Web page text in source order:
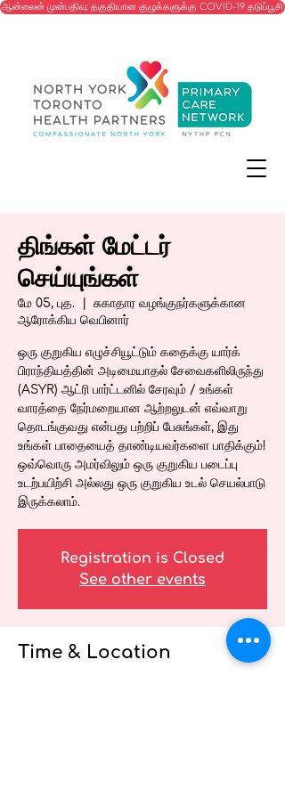
ஆன்லைன் முன்பதிவு: தகுதியான குழுக்களுக்கு COVID-19 தடுப்பூசி
திங்கள் மேட்டர்
செய்யுங்கள்
மே 05, புத.
சுகாதார வழங்குநர்களுக்கான
ஆரோக்கிய வெபினார்
ஒரு குறுகிய எழுச்சியூட்டும் கதைக்கு யார்க்
பிராந்தியத்தின் அடிமையாதல் சேவைகளிலிருந்து
(ASYR) ஆட்ரி பார்ட்டனில் சேரவும் / உங்கள்
வாரத்தை நேர்மறையான ஆற்றலுடன் எவ்வாறு
தொடங்குவது என்பது பற்றிப் பேசுங்கள், இது
உங்கள் பாதையைத் தாண்டியவர்களை பாதிக்கும்!
ஒவ்வொரு அமர்விலும் ஒரு குறுகிய படைப்பு
உடற்பயிற்சி அல்லது ஒரு குறுகிய உடல் செயல்பாடு
இருக்கலாம்.
Registration is Closed
See other events
Time & Location